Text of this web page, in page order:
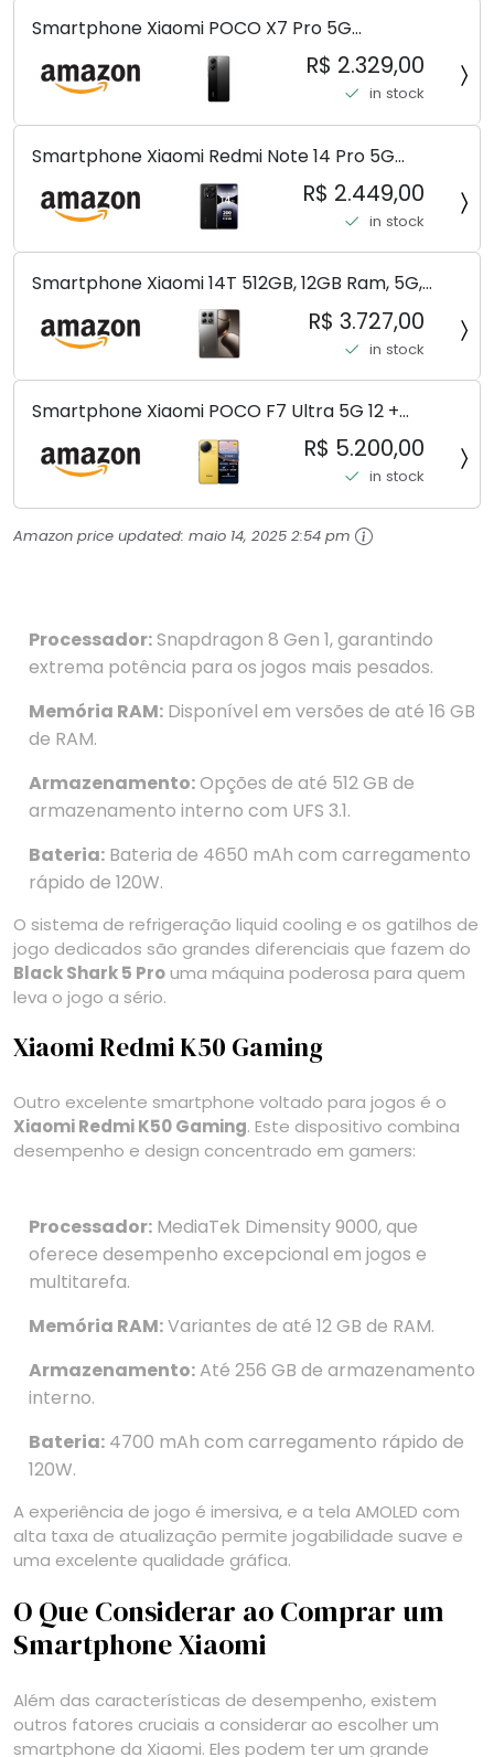
Smartphone Xiaomi POCO X7 Pro 5G
8+256GB/12+256GB/12+512GB
R$ 2.329,00
in stock
Smartphone Xiaomi Redmi Note 14 Pro 5G
Midnight Black (Preto) 12GB RAM 512GB ROM NFC
[ 24090RA29G ]
R$ 2.449,00
in stock
Smartphone Xiaomi 14T 512GB, 12GB Ram, 5G,
Leica, Cinza - no Brasil
R$ 3.727,00
in stock
Smartphone Xiaomi POCO F7 Ultra 5G 12 +
256GB/16+512GB Processador Snapdragon 8 Elite
Top de Linha Chip VisionBoost D7 para Jogos
Pesados Tela Flow AMOLED 2K...
R$ 5.200,00
in stock
Amazon price updated: maio 14, 2025 2:54 pm
Processador:Snapdragon 8 Gen 1, garantindo
extrema potência para os jogos mais pesados.
Memória RAM: Disponível em versões de até 16 GB
de RAM.
Armazenamento:Opções de até 512 GB de
armazenamento interno com UFS 3.1.
Bateria: Bateria de 4650 mAh com carregamento
rápido de 120W.
O sistema de refrigeração liquid cooling e os gatilhos de
jogo dedicados são grandes diferenciais que fazem do
Black Shark 5 Prouma máquina poderosa para quem
leva o jogo a sério.
Xiaomi Redmi K50 Gaming
Outro excelente smartphone voltado para jogos é o
Xiaomi Redmi K50 Gaming. Este dispositivo combina
desempenho e design concentrado em gamers:
Processador: MediaTek Dimensity 9000, que
oferece desempenho excepcional em jogos e
multitarefa.
Memória RAM:Variantes de até 12 GB de RAM.
Armazenamento:Até 256 GB de armazenamento
interno.
Bateria: 4700 mAh com carregamento rápido de
120W.
A experiência de jogo é imersiva, e a tela AMOLED com
alta taxa de atualização permite jogabilidade suave e
uma excelente qualidade gráfica.
O Que Considerar ao Comprar um
Smartphone Xiaomi
Além das características de desempenho, existem
outros fatores cruciais a considerar ao escolher um
smartphone da Xiaomi. Eles podem ter um grande